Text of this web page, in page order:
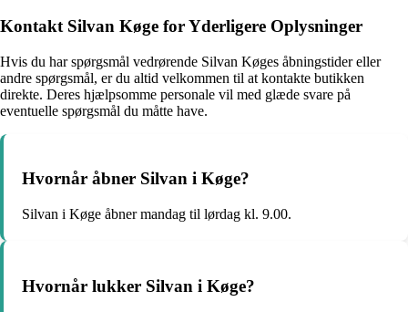
Kontakt Silvan Køge for Yderligere Oplysninger
Hvis du har spørgsmål vedrørende Silvan Køges åbningstider eller
andre spørgsmål, er du altid velkommen til at kontakte butikken
direkte. Deres hjælpsomme personale vil med glæde svare på
eventuelle spørgsmål du måtte have.
Hvornår åbner Silvan i Køge?
Silvan i Køge åbner mandag til lørdag kl. 9.00.
Hvornår lukker Silvan i Køge?